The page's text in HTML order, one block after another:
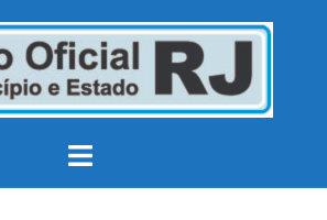
Toggle